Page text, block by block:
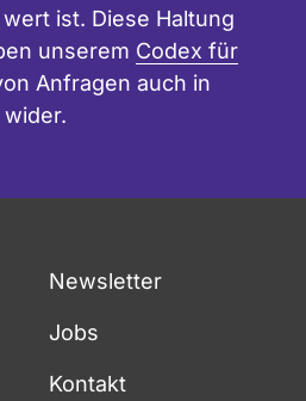
ist. Diese Haltung
unserem Codex für
Anfragen auch in
wider.
Newsletter
Jobs
Kontakt